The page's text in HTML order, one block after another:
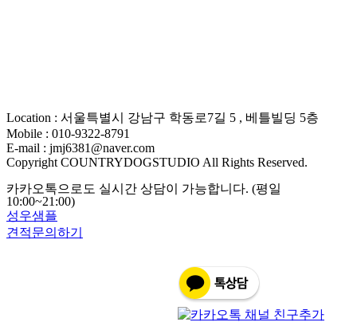
Location : 서울특별시 강남구 학동로7길 5 , 베틀빌딩 5층
Mobile : 010-9322-8791
E-mail : jmj6381@naver.com
Copyright COUNTRYDOGSTUDIO All Rights Reserved.
카카오톡으로도 실시간 상담이 가능합니다. (평일
10:00~21:00)
성우샘플
견적문의하기